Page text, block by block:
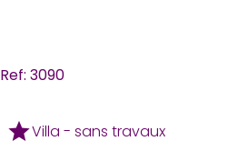
Ref: 3090
Villa - sans travaux